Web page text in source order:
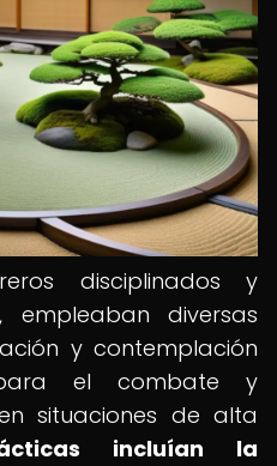
disciplinados y
empleaban diversas
y contemplación
el combate y
situaciones de alta
incluían la